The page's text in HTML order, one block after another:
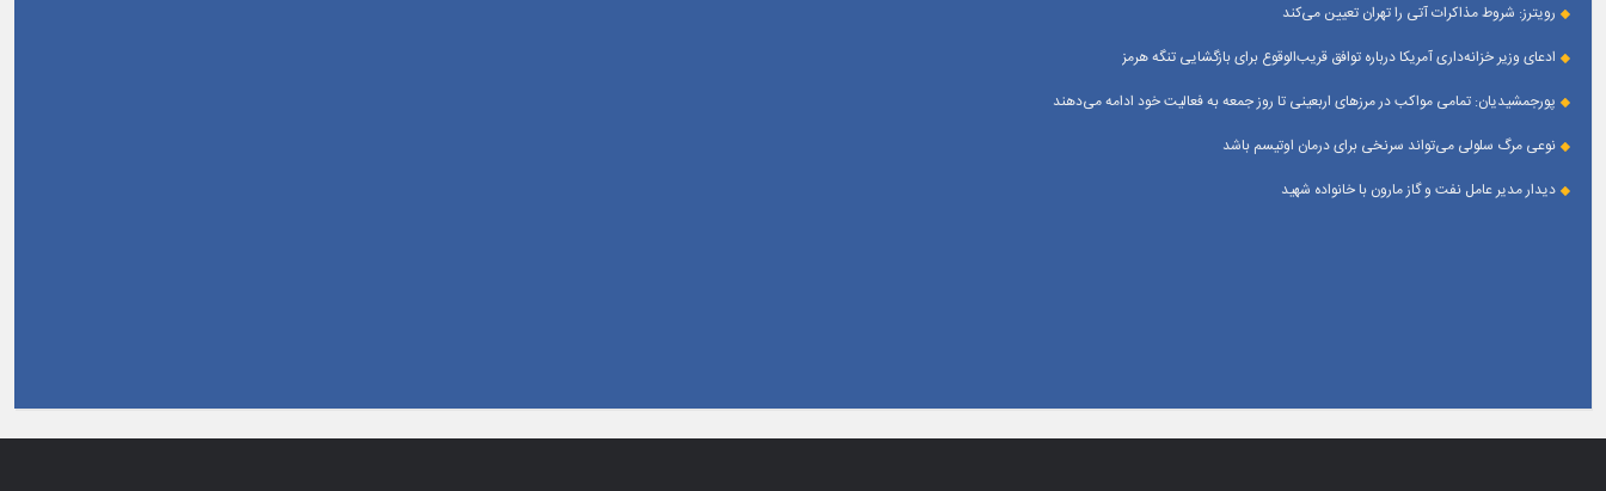
رویترز: شروط مذاکرات آتی را تهران تعیین می‌کند
ادعای وزیر خزانه‌داری آمریکا درباره توافق قریب‌الوقوع برای بازگشایی تنگه هرمز
پورجمشیدیان: تمامی مواکب در مرزهای اربعینی تا روز جمعه به فعالیت خود ادامه می‌دهند
نوعی مرگ سلولی می‌تواند سرنخی برای درمان اوتیسم باشد
دیدار مدیر عامل نفت و گاز مارون با خانواده شهید